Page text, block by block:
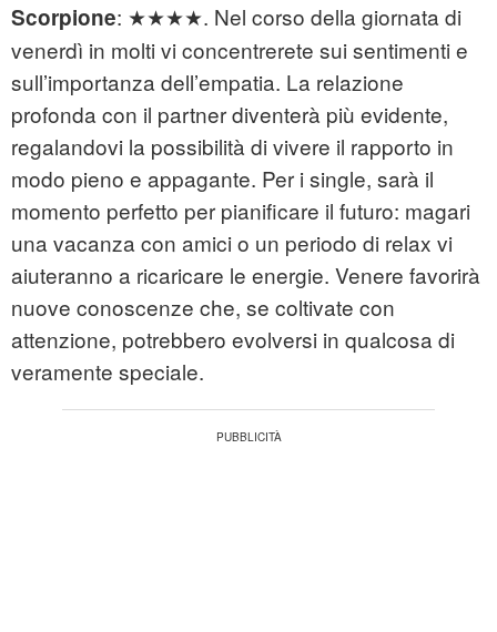
Scorpione: ★★★★. Nel corso della giornata di
venerdì in molti vi concentrerete sui sentimenti e
sull’importanza dell’empatia. La relazione
profonda con il partner diventerà più evidente,
regalandovi la possibilità di vivere il rapporto in
modo pieno e appagante. Per i single, sarà il
momento perfetto per pianificare il futuro: magari
una vacanza con amici o un periodo di relax vi
aiuteranno a ricaricare le energie. Venere favorirà
nuove conoscenze che, se coltivate con
attenzione, potrebbero evolversi in qualcosa di
veramente speciale.